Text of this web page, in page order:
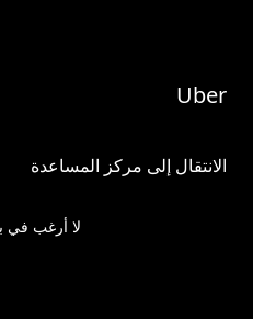
Uber
الانتقال إلى مركز المساعدة
لا أرغب في